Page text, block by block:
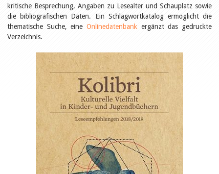
Tags
Manifestations
Formation et perfectionnement
Animations
Bibliosuisse
Subventions cantonales
Subventions extraordinaires
Littérature de jeunesse
Membres de la commission
Encouragement des
Bibliomedia
Auteurs
kritische Besprechung, Angaben zu Lesealter und Schauplatz sowie
die bibliografischen Daten. Ein Schlagwortkatalog ermöglicht die
thematische Suche, eine Onlinedatenbank ergänzt das gedruckte
Verzeichnis.